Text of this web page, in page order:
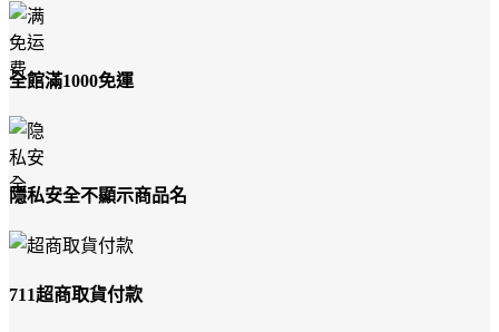
全館滿1000免運
隱私安全不顯示商品名
711超商取貨付款